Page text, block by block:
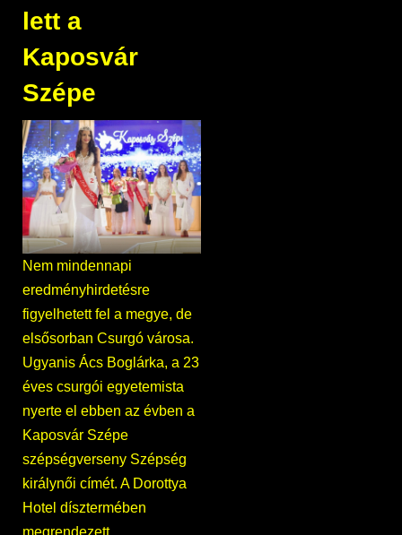
lett a
Kaposvár
Szépe
Nem mindennapi
eredményhirdetésre
figyelhetett fel a megye, de
elsősorban Csurgó városa.
Ugyanis Ács Boglárka, a 23
éves csurgói egyetemista
nyerte el ebben az évben a
Kaposvár Szépe
szépségverseny Szépség
királynői címét. A Dorottya
Hotel dísztermében
megrendezett